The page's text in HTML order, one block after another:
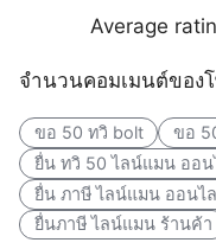
Average
จำนวนคอมเมนต์ของ
ขอ 50 ทวิ bolt
ขอ
ยื่น ทวิ 50 ไลน์แมน ออ
ยื่น ภาษี ไลน์แมน ออนไ
ยื่นภาษี ไลน์แมน ร้านค้า